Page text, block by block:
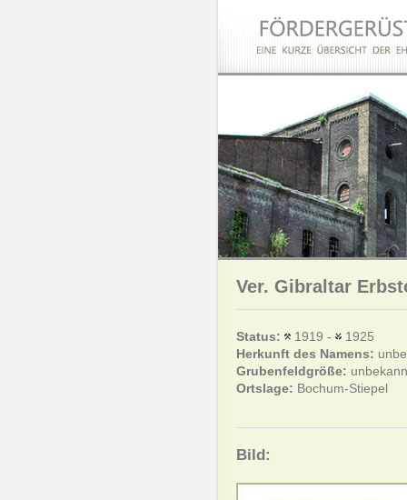
Ver. Gibraltar
Status: 1919 -
1925
Herkunft des Namens:
Grubenfeldgröße:
Ortslage: Bochum-Stiepel
Bild: